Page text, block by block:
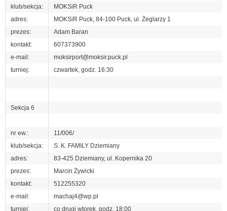
klub/sekcja:
MOKSiR Puck
adres:
MOKSiR Puck, 84-100 Puck, ul. Żeglarzy 1
prezes:
Adam Baran
kontakt:
607373900
e-mail:
moksirport@moksir.puck.pl
turniej:
czwartek, godz. 16:30
Sekcja 6
nr ew.:
11/006/
klub/sekcja:
S. K. FAMILY Dziemiany
adres:
83-425 Dziemiany, ul. Kopernika 20
prezes:
Marcin Żywicki
kontakt:
512255320
e-mail:
machaj4@wp.pl
turniej:
co drugi wtorek, godz. 18:00